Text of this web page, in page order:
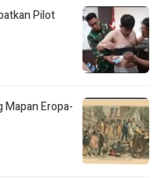
Pilot
Eropa-